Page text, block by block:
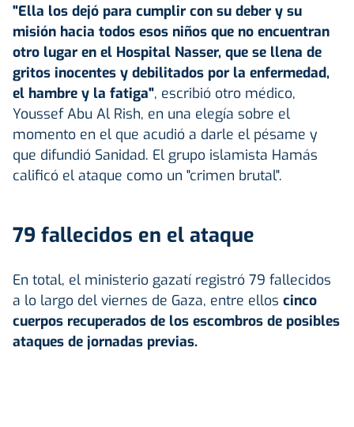
"Ella los dejó para cumplir con su deber y su
misión hacia todos esos niños que no encuentran
otro lugar en el Hospital Nasser, que se llena de
gritos inocentes y debilitados por la enfermedad,
el hambre y la fatiga", escribió otro médico,
Youssef Abu Al Rish, en una elegía sobre el
momento en el que acudió a darle el pésame y
que difundió Sanidad. El grupo islamista Hamás
calificó el ataque como un "crimen brutal".
79 fallecidos en el ataque
En total, el ministerio gazatí registró 79 fallecidos
a lo largo del viernes de Gaza, entre ellos cinco
cuerpos recuperados de los escombros de posibles
ataques de jornadas previas.